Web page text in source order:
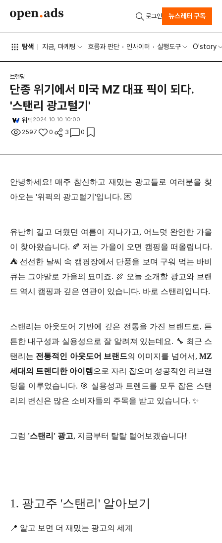
탐색 지금, 마케팅 흐름과 판단 인사이터 실행도구 O'story
로그인 뉴스레터 구독
브랜딩
단종 위기에서 미국 MZ 대표 픽이 되다.
'스탠리 광고털기'
위픽2024.10.10 10:00
2597 0 3 0
안녕하세요! 매주 참신하고 재밌는 광고들로 여러분을 찾
아오는 '위픽의 광고털기'입니다. 💌
유난히 길고 더웠던 여름이 지나가고, 어느덧 완연한 가을
이 찾아왔습니다. 🍂 저는 가을이 오면 캠핑을 떠올립니다.
⛺ 선선한 날씨 속 캠핑장에서 단풍을 보며 구워 먹는 바비
큐는 그야말로 가을의 묘미죠. 🍖 오늘 소개할 광고와 브랜
드 역시 캠핑과 깊은 연관이 있습니다. 바로 스탠리입니다.
스탠리는 아웃도어 기반에 깊은 전통을 가진 브랜드로, 튼
튼한 내구성과 실용성으로 잘 알려져 있는데요. 🔧 최근 스
탠리는 전통적인 아웃도어 브랜드의 이미지를 넘어서, MZ
세대의 트렌디한 아이템 으로 자리 잡으며 성공적인 리브랜
딩을 이루었습니다. 🎯 실용성과 트렌드를 모두 잡은 스탠
리의 변신은 많은 소비자들의 주목을 받고 있습니다. ✨
그럼 '스탠리' 광고, 지금부터 탈탈 털어보겠습니다!
1. 광고주 '스탠리' 알아보기
📍 알고 보면 더 재밌는 광고의 세계